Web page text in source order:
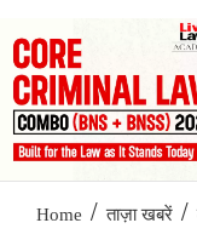
Home / ताज़ा खबरें /